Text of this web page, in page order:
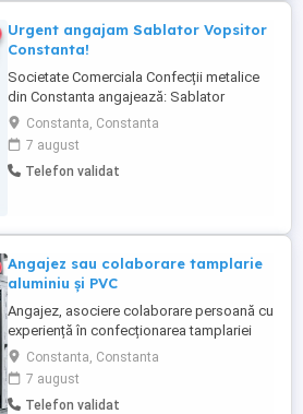
Urgent angajam Sablator Vopsitor
Constanta!
Societate Comerciala Confecții metalice
din Constanta angajează: Sablator
vopsitor Pentru mai multe detalii va rugam
sunați la !
Constanta, Constanta
7 august
Telefon validat
Angajez sau colaborare tamplarie
aluminiu și PVC
Angajez, asociere colaborare persoană cu
experiență în confecționarea tamplariei
din aluminiu și PVC. - posibilitate program
flexibil și cazare dacă este cazul. - mai
multe detalii la tel WhatsApp.
Constanta, Constanta
7 august
Telefon validat